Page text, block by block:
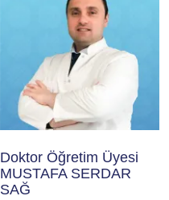
Doktor Öğretim Üyesi
MUSTAFA SERDAR
SAĞ